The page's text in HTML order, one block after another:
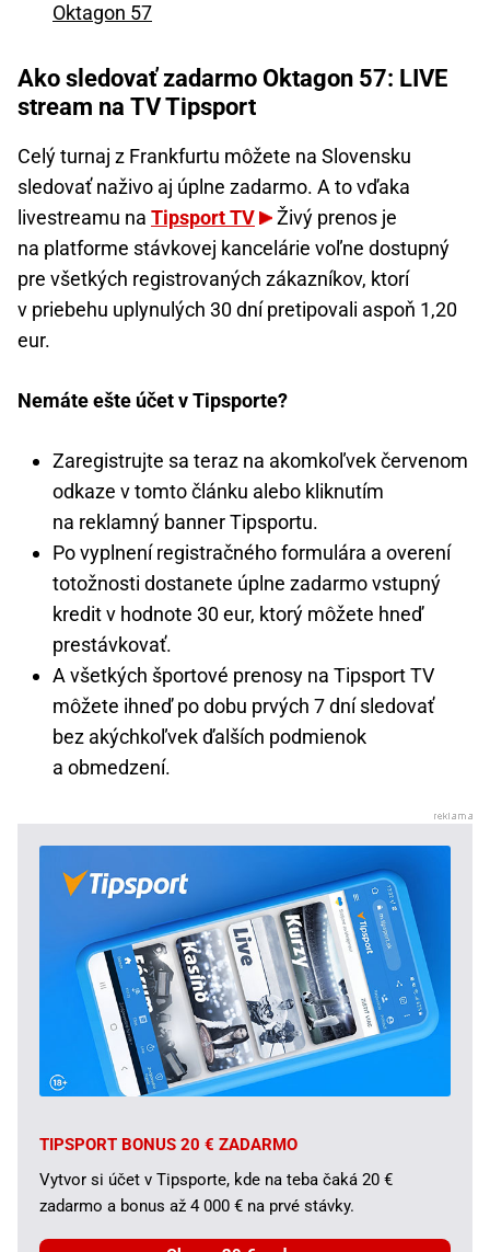
Oktagon 57
Ako sledovať zadarmo Oktagon 57: LIVE
stream na TV Tipsport
Celý turnaj z Frankfurtu môžete na Slovensku
sledovať naživo aj úplne zadarmo. A to vďaka
livestreamu na Tipsport TV
Živý prenos je
na platforme stávkovej kancelárie voľne dostupný
pre všetkých registrovaných zákazníkov, ktorí
v priebehu uplynulých 30 dní pretipovali aspoň 1,20
eur.
Nemáte ešte účet v Tipsporte?
Zaregistrujte sa teraz na akomkoľvek červenom
odkaze v tomto článku alebo kliknutím
na reklamný banner Tipsportu.
Po vyplnení registračného formulára a overení
totožnosti dostanete úplne zadarmo vstupný
kredit v hodnote 30 eur, ktorý môžete hneď
prestávkovať.
A všetkých športové prenosy na Tipsport TV
môžete ihneď po dobu prvých 7 dní sledovať
bez akýchkoľvek ďalších podmienok
a obmedzení.
TIPSPORT BONUS 20 € ZADARMO
Vytvor si účet v Tipsporte, kde na teba čaká 20 €
zadarmo a bonus až 4 000 € na prvé stávky.